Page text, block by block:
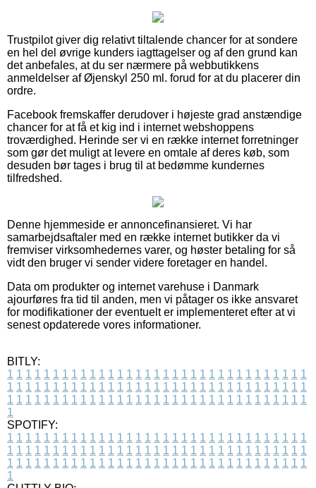
Trustpilot giver dig relativt tiltalende chancer for at sondere
en hel del øvrige kunders iagttagelser og af den grund kan
det anbefales, at du ser nærmere på webbutikkens
anmeldelser af Øjenskyl 250 ml. forud for at du placerer din
ordre.
Facebook fremskaffer derudover i højeste grad anstændige
chancer for at få et kig ind i internet webshoppens
troværdighed. Herinde ser vi en række internet forretninger
som gør det muligt at levere en omtale af deres køb, som
desuden bør tages i brug til at bedømme kundernes
tilfredshed.
Denne hjemmeside er annoncefinansieret. Vi har
samarbejdsaftaler med en række internet butikker da vi
fremviser virksomhedernes varer, og høster betaling for så
vidt den bruger vi sender videre foretager en handel.
Data om produkter og internet varehuse i Danmark
ajourføres fra tid til anden, men vi påtager os ikke ansvaret
for modifikationer der eventuelt er implementeret efter at vi
senest opdaterede vores informationer.
BITLY:
1 1 1 1 1 1 1 1 1 1 1 1 1 1 1 1 1 1 1 1 1 1 1 1 1 1 1 1 1 1 1 1 1
1 1 1 1 1 1 1 1 1 1 1 1 1 1 1 1 1 1 1 1 1 1 1 1 1 1 1 1 1 1 1 1 1
1 1 1 1 1 1 1 1 1 1 1 1 1 1 1 1 1 1 1 1 1 1 1 1 1 1 1 1 1 1 1 1 1
1
SPOTIFY:
1 1 1 1 1 1 1 1 1 1 1 1 1 1 1 1 1 1 1 1 1 1 1 1 1 1 1 1 1 1 1 1 1
1 1 1 1 1 1 1 1 1 1 1 1 1 1 1 1 1 1 1 1 1 1 1 1 1 1 1 1 1 1 1 1 1
1 1 1 1 1 1 1 1 1 1 1 1 1 1 1 1 1 1 1 1 1 1 1 1 1 1 1 1 1 1 1 1 1
1